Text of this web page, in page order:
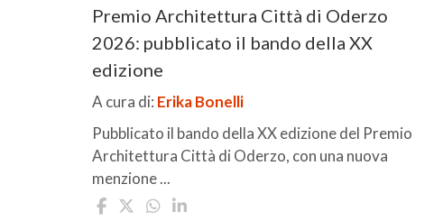
Premio Architettura Città di Oderzo
2026: pubblicato il bando della XX
edizione
A cura di: Erika Bonelli
Pubblicato il bando della XX edizione del Premio
Architettura Città di Oderzo, con una nuova
menzione ...